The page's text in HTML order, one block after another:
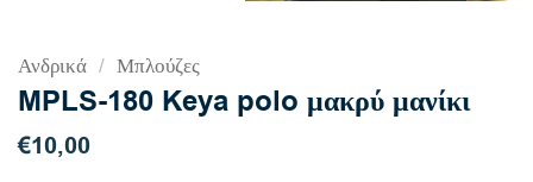
Ανδρικά / Μπλούζες
MPLS-180 Keya polo μακρύ μανίκι
€10,00